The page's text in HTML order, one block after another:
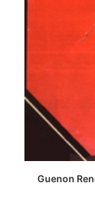
Guenon